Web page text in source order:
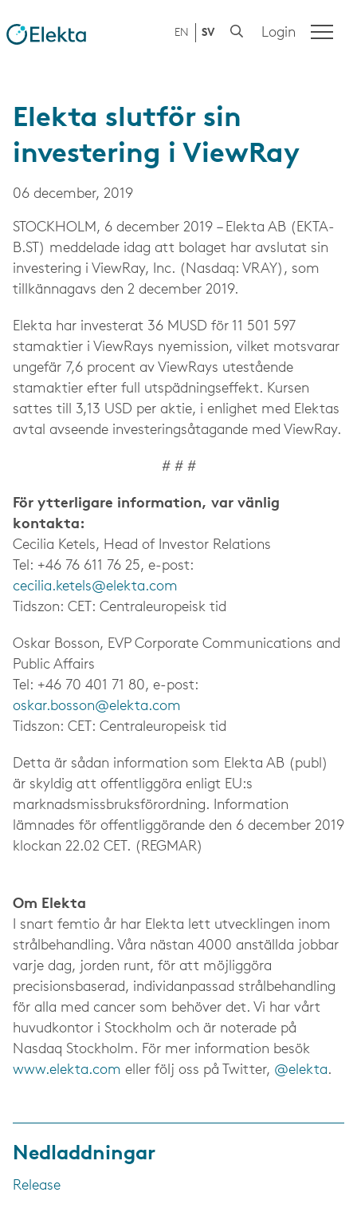
EN SV Login
Elekta slutför sin
investering i ViewRay
06 december, 2019
STOCKHOLM, 6 december 2019 – Elekta AB (EKTA-
B.ST) meddelade idag att bolaget har avslutat sin
investering i ViewRay, Inc. (Nasdaq: VRAY), som
tillkännagavs den 2 december 2019.
Elekta har investerat 36 MUSD för 11 501 597
stamaktier i ViewRays nyemission, vilket motsvarar
ungefär 7,6 procent av ViewRays utestående
stamaktier efter full utspädningseffekt. Kursen
sattes till 3,13 USD per aktie, i enlighet med Elektas
avtal avseende investeringsåtagande med ViewRay.
# # #
För ytterligare information, var vänlig
kontakta:
Cecilia Ketels, Head of Investor Relations
Tel: +46 76 611 76 25, e-post:
cecilia.ketels@elekta.com
Tidszon: CET: Centraleuropeisk tid
Oskar Bosson, EVP Corporate Communications and
Public Affairs
Tel: +46 70 401 71 80, e-post:
oskar.bosson@elekta.com
Tidszon: CET: Centraleuropeisk tid
Detta är sådan information som Elekta AB (publ)
är skyldig att offentliggöra enligt EU:s
marknadsmissbruksförordning. Information
lämnades för offentliggörande den 6 december 2019
klockan 22.02 CET. (REGMAR)
Om Elekta
I snart femtio år har Elekta lett utvecklingen inom
strålbehandling. Våra nästan 4000 anställda jobbar
varje dag, jorden runt, för att möjliggöra
precisionsbaserad, individanpassad strålbehandling
för alla med cancer som behöver det. Vi har vårt
huvudkontor i Stockholm och är noterade på
Nasdaq Stockholm. För mer information besök
www.elekta.com eller följ oss på Twitter, @elekta.
Nedladdningar
Release